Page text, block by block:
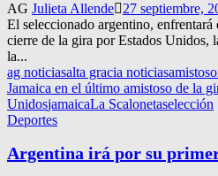
AG Julieta Allende 27 septiembre,
El seleccionado argentino, enfrentará
cierre de la gira por Estados Unidos,
la...
ag noticiasalta gracia noticiasamistoso
Jamaica en el último amistoso de la
UnidosjamaicaLa Scalonetaselección
Deportes
Argentina irá por su